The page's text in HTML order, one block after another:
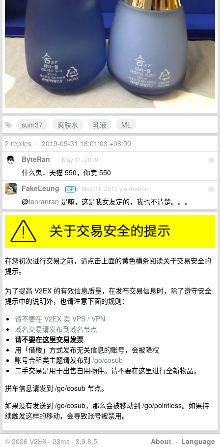
sum37 爽肤水 乳液
ML
2 replies • 2019-05-31 16:01:03 +08:00
1
ByteRan May 31, 2019
什么鬼，天猫 550，你卖 550
2
FakeLeung OP May 31, 2019 via Android
@tanranran 是嘛，这是我女友定的，我也不清楚。。。
在您初次进行交易之前，请点击上面的黄色横条阅读关于交易安全的
提示。
为了提高 V2EX 的有效信息质量，在发布交易信息时，除了遵守安全
提示中的说明外，也请注意下面的规则：
请不要在 V2EX 卖 VPS / VPN
域名交易请发布到域名节点
请不要在这里交易发票
用「借楼」方式发布无关信息的账号，会被降权
账号合租类主题请发布到 /go/cosub
二手交易是用于出售自用物件。请不要在这里进行全新物品。
拼车信息请发到 /go/cosub 节点。
如果没有发送到 /go/cosub，那么会被移动到 /go/pointless。如果持
续触发这样的移动，会导致账号被禁用。
About · Language
© 2026 V2EX · 23ms · 3.9.8.5